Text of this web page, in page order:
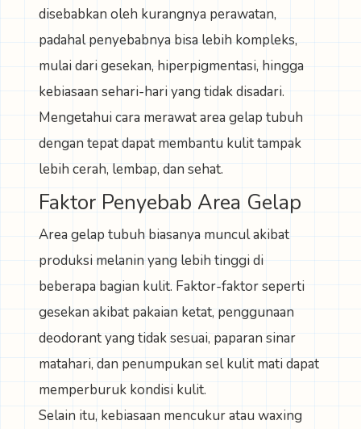
disebabkan oleh kurangnya perawatan,
padahal penyebabnya bisa lebih kompleks,
mulai dari gesekan, hiperpigmentasi, hingga
kebiasaan sehari-hari yang tidak disadari.
Mengetahui cara merawat area gelap tubuh
dengan tepat dapat membantu kulit tampak
lebih cerah, lembap, dan sehat.
Faktor Penyebab Area Gelap
Area gelap tubuh biasanya muncul akibat
produksi melanin yang lebih tinggi di
beberapa bagian kulit. Faktor-faktor seperti
gesekan akibat pakaian ketat, penggunaan
deodorant yang tidak sesuai, paparan sinar
matahari, dan penumpukan sel kulit mati dapat
memperburuk kondisi kulit.
Selain itu, kebiasaan mencukur atau waxing